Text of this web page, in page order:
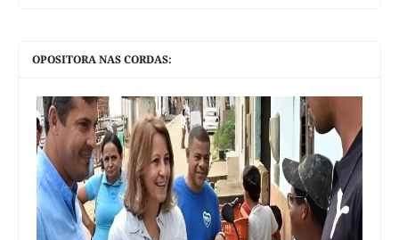
OPOSITORA NAS CORDAS: